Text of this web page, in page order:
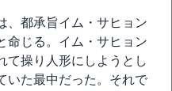
、都承旨イム・サヒョン
命じる。イム・サヒョン
て操り人形にしようとし
いた最中だった。それで